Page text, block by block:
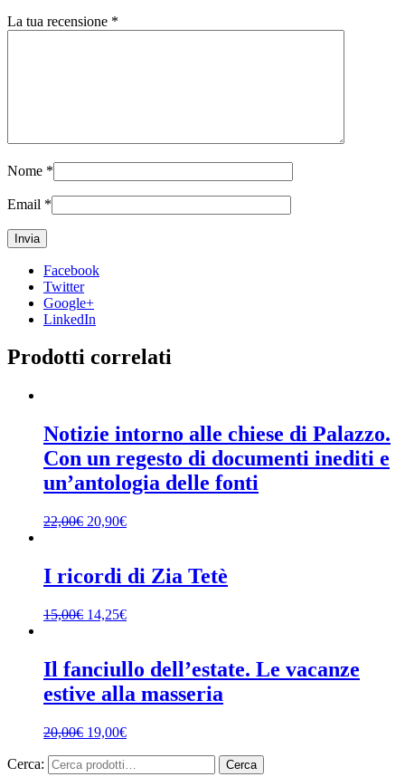
La tua recensione *
Nome *
Email *
Facebook
Twitter
Google+
LinkedIn
Prodotti correlati
Notizie intorno alle chiese di Palazzo.
Con un regesto di documenti inediti e
un’antologia delle fonti
22,00€ 20,90€
I ricordi di Zia Tetè
15,00€ 14,25€
Il fanciullo dell’estate. Le vacanze
estive alla masseria
20,00€ 19,00€
Cerca: Cerca